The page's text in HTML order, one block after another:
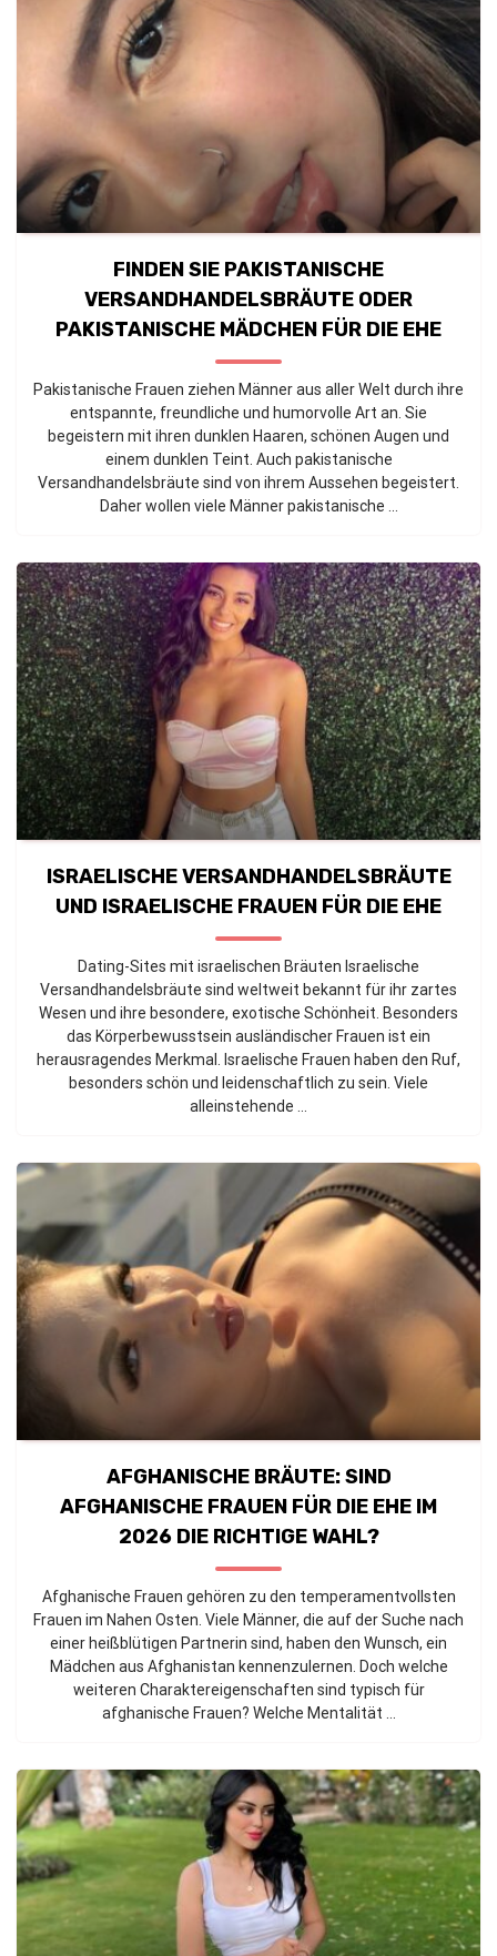
FINDEN SIE PAKISTANISCHE
VERSANDHANDELSBRÄUTE ODER
PAKISTANISCHE MÄDCHEN FÜR DIE EHE
Pakistanische Frauen ziehen Männer aus aller Welt durch ihre
entspannte, freundliche und humorvolle Art an. Sie
begeistern mit ihren dunklen Haaren, schönen Augen und
einem dunklen Teint. Auch pakistanische
Versandhandelsbräute sind von ihrem Aussehen begeistert.
Daher wollen viele Männer pakistanische ...
ISRAELISCHE VERSANDHANDELSBRÄUTE
UND ISRAELISCHE FRAUEN FÜR DIE EHE
Dating-Sites mit israelischen Bräuten Israelische
Versandhandelsbräute sind weltweit bekannt für ihr zartes
Wesen und ihre besondere, exotische Schönheit. Besonders
das Körperbewusstsein ausländischer Frauen ist ein
herausragendes Merkmal. Israelische Frauen haben den Ruf,
besonders schön und leidenschaftlich zu sein. Viele
alleinstehende ...
AFGHANISCHE BRÄUTE: SIND
AFGHANISCHE FRAUEN FÜR DIE EHE IM
2026 DIE RICHTIGE WAHL?
Afghanische Frauen gehören zu den temperamentvollsten
Frauen im Nahen Osten. Viele Männer, die auf der Suche nach
einer heißblütigen Partnerin sind, haben den Wunsch, ein
Mädchen aus Afghanistan kennenzulernen. Doch welche
weiteren Charaktereigenschaften sind typisch für
afghanische Frauen? Welche Mentalität ...